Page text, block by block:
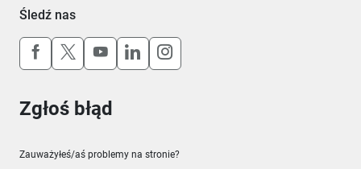
Śledź nas
Uwaga, link otworzy się w nowym oknie
Uwaga, link otworzy się w nowym oknie
Uwaga, link otworzy się w nowym
Uwaga, link otworzy się w
Uwaga, link otworzy się w
Zgłoś błąd
Zauważyłeś/aś problemy na stronie?